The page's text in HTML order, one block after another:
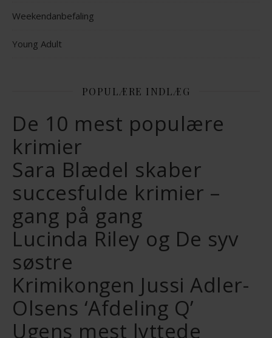
Weekendanbefaling
Young Adult
POPULÆRE INDLÆG
De 10 mest populære
krimier
Sara Blædel skaber
succesfulde krimier –
gang på gang
Lucinda Riley og De syv
søstre
Krimikongen Jussi Adler-
Olsens ‘Afdeling Q’
Ugens mest lyttede